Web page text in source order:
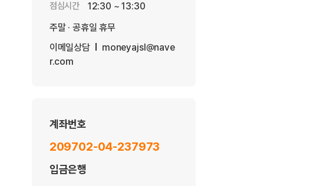
점심시간
12:30 ~ 13:30
주말 · 공휴일 휴무
이메일상담
moneyajsl@nave
r.com
계좌번호
209702-04-237973
입금은행